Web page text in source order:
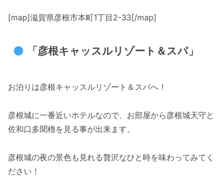
[map]滋賀県彦根市本町1丁目2-33[/map]
「彦根キャッスルリゾート＆スパ」
お泊りは彦根キャッスルリゾート＆スパへ！
彦根城に一番近いホテルなので、お部屋から彦根城天守と
佐和口多聞櫓を見る事が出来ます。
彦根城の夜の景色も見れる贅沢なひと時を味わってみてく
ださい！